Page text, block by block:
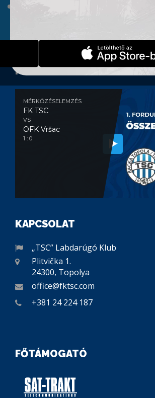
MÉRKŐZÉSELEMZÉS
MÉRKŐZÉSELEMZÉS
FK TSC
VS
OFK Vršac
1 : 0
KAPCSOLAT
„TSC” Labdarúgó Klub
Plitvička 1.
24300, Topolya
office@fktsc.com
+381 24 224 187
FŐTÁMOGATÓ